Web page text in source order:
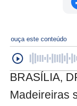
ouça este conteúdo
BRASÍLIA,
Madeireiras